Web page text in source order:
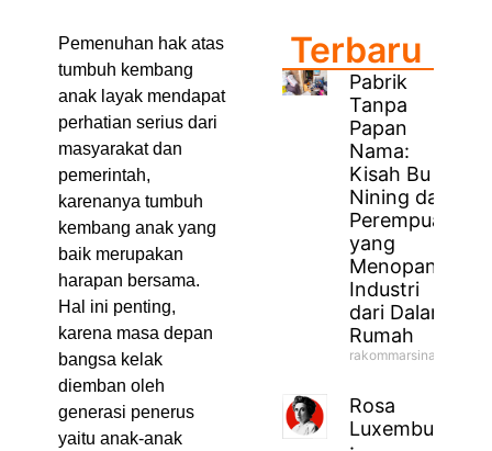
Pemenuhan hak atas
tumbuh kembang
anak layak mendapat
perhatian serius dari
masyarakat dan
pemerintah,
karenanya tumbuh
kembang anak yang
baik merupakan
harapan bersama.
Hal ini penting,
karena masa depan
bangsa kelak
diemban oleh
generasi penerus
yaitu anak-anak
Terbaru
Pabrik
Tanpa
Papan
Nama:
Kisah Bu
Nining dan
Perempuan
yang
Menopang
Industri
dari Dalam
Rumah
rakommarsinahfm
Rosa
Luxemburg